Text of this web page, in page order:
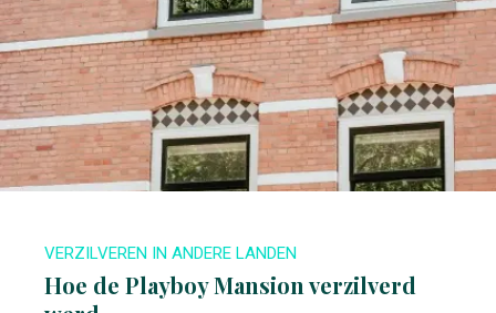
VERZILVEREN IN ANDERE LANDEN
Hoe de Playboy Mansion verzilverd